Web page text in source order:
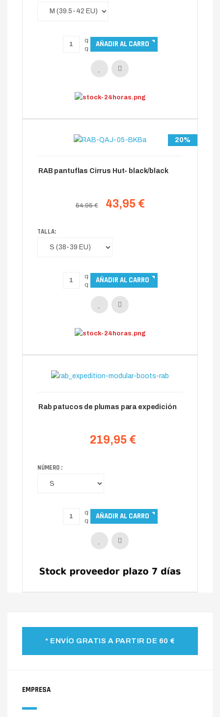
20%
RAB pantuflas Cirrus Hut- black/black
54.95 € 43,95 €
TALLA:
Rab patucos de plumas para expedición
219,95 €
NÚMERO :
* ENVÍO GRATIS A PARTIR DE 60 €
EMPRESA